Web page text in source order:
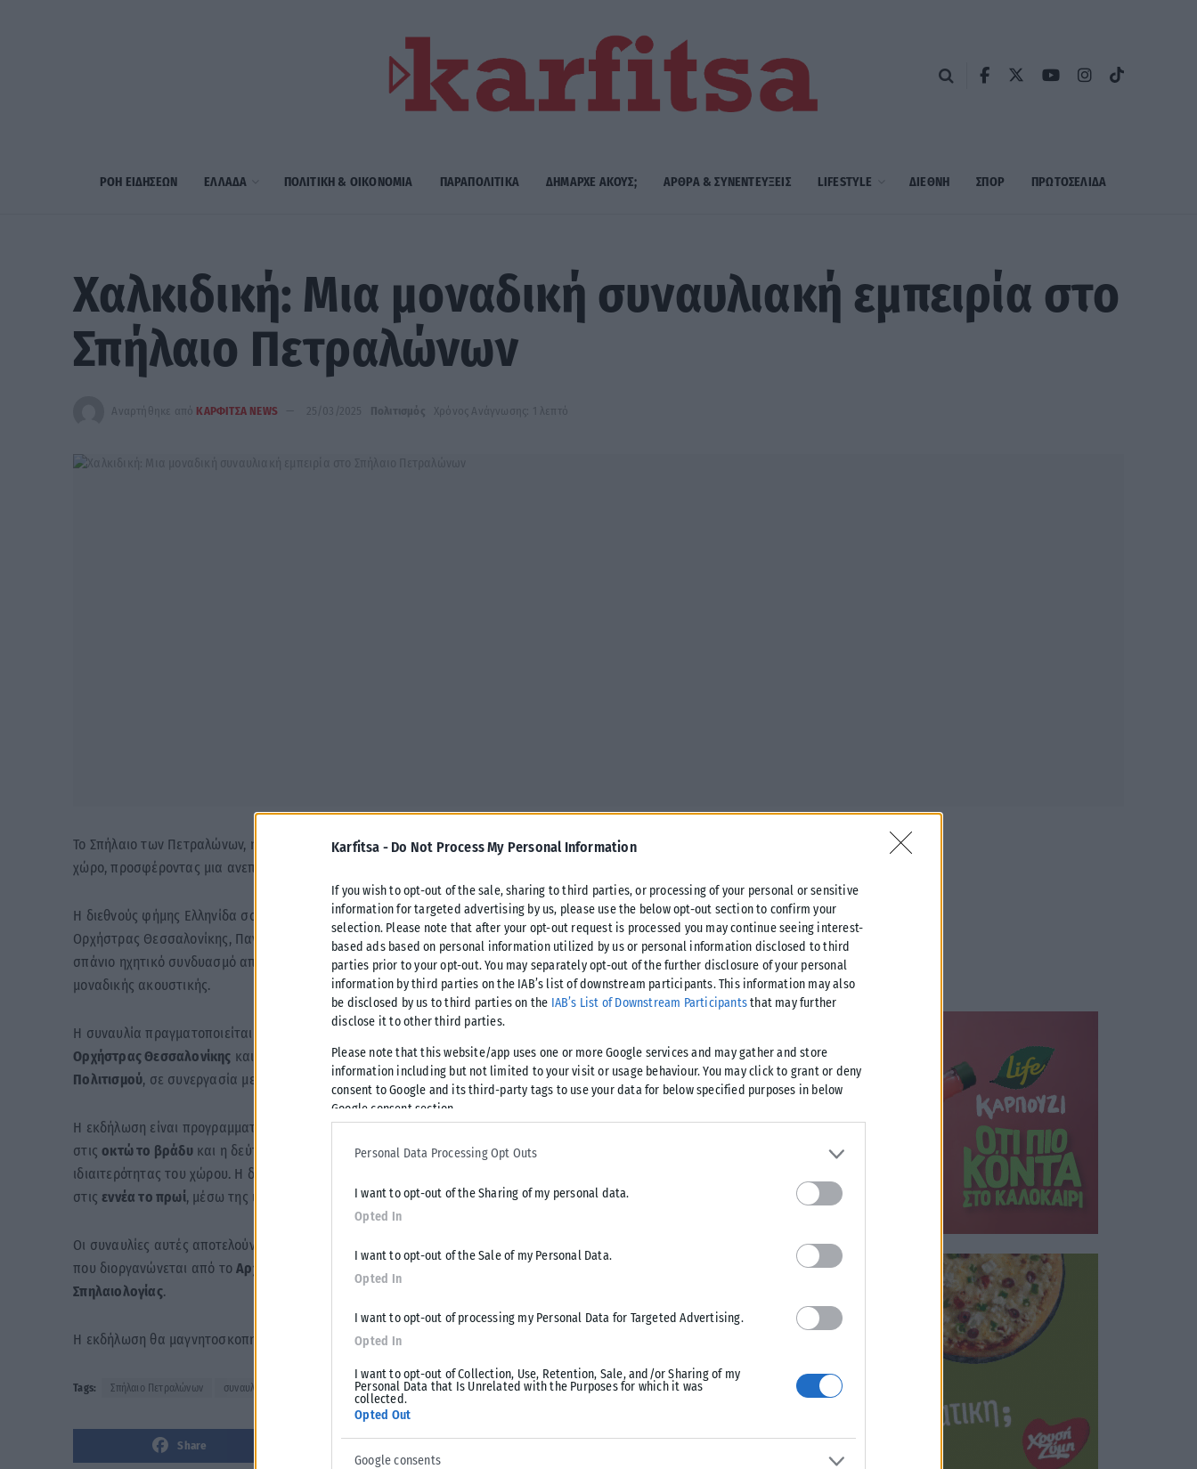
Karfitsa - Do Not Process My Personal Information
If you wish to opt-out of the sale, sharing to third parties, or processing of your personal or sensitive
information for targeted advertising by us, please use the below opt-out section to confirm your
selection. Please note that after your opt-out request is processed you may continue seeing interest-
based ads based on personal information utilized by us or personal information disclosed to third
parties prior to your opt-out. You may separately opt-out of the further disclosure of your personal
information by third parties on the IAB’s list of downstream participants. This information may also
be disclosed by us to third parties on the IAB’s List of Downstream Participantsthat may further
disclose it to other third parties.
Please note that this website/app uses one or more Google services and may gather and store
information including but not limited to your visit or usage behaviour. You may click to grant or deny
consent to Google and its third-party tags to use your data for below specified purposes in below
Google consent section.
Personal Data Processing Opt Outs
I want to opt-out of the Sharing of my personal data.
Opted In
I want to opt-out of the Sale of my Personal Data.
Opted In
I want to opt-out of processing my Personal Data for Targeted Advertising.
Opted In
I want to opt-out of Collection, Use, Retention, Sale, and/or Sharing of my
Personal Data that Is Unrelated with the Purposes for which it was
collected.
Opted Out
Google consents
ΡΟΗ ΕΙΔΗΣΕΩΝ ΕΛΛΑΔΑ ΠΟΛΙΤΙΚΗ & ΟΙΚΟΝΟΜΙΑ ΠΑΡΑΠΟΛΙΤΙΚΑ ΔΗΜΑΡΧE ΑΚΟΥΣ; ΑΡΘΡΑ & ΣΥΝΕΝΤΕΥΞΕΙΣ LIFESTYLE ΔΙΕΘΝΗ ΣΠΟΡ ΠΡΩΤΟΣΈΛΙΔΑ
Χαλκιδική: Μια μοναδική συναυλιακή εμπειρία στο
Σπήλαιο Πετραλώνων
Αναρτήθηκε από ΚΑΡΦΙΤΣΑ NEWS 25/03/2025 Πολιτισμός Χρόνος Ανάγνωσης: 1 λεπτό
Το Σπήλαιο των Πετραλώνων, ηλικίας δύο εκατομμυρίων ετών, μετατρέπεται για πρώτη φορά σε έναν συναυλιακό
χώρο, προσφέροντας μια ανεπανάληπτη ακουστική εμπειρία σε περιορισμένο αριθμό θεατών.
Η διεθνούς φήμης Ελληνίδα σοπράνο Αφροδίτη Πατουλίδου και η διακεκριμένη μουσικός κρουστών της Κρατικής
Ορχήστρας Θεσσαλονίκης, Πανάγιω Καραμούζη, θα ερμηνεύσουν διασκευές κλασικών έργων, δημιουργώντας έναν
σπάνιο ηχητικό συνδυασμό από βιμπράφωνο, φωνή, νικελάρπα και άλλα όργανα, μέσα σε ένα φυσικό περιβάλλον
μοναδικής ακουστικής.
Η συναυλία πραγματοποιείται στο πλαίσιο του Φεστιβάλ Μουσικής Δωματίου
Ορχήστρας Θεσσαλονίκης και του Αρχαιολογικού Μουσείου Θεσσαλονίκης, με την υποστήριξη τουΥπουργείου
Πολιτισμού, σε συνεργασία με την Εφορεία Παλαιοανθρωπολογίας-Σπηλαιολογίας.
Η εκδήλωση είναι προγραμματισμένη για τηΔευτέρα 28 Απριλίουκαι θα περιλαμβάνει δύο παραστάσεις, η πρώτη
στιςοκτώ το βράδυκαι η δεύτερη στις εννέα και τέταρτο, με το κοινό να παρακολουθεί όρθιο λόγω της
ιδιαιτερότητας του χώρου. Η διάθεση των περιορισμένων εισιτηρίων θα ξεκινήσει την
στιςεννέα το πρωί, μέσω της ιστοσελίδας της ΚΟΘ στη διεύθυνσηwww.tsso.gr.
Οι συναυλίες αυτές αποτελούν προπομπό της περιοδικής έκθεσης
που διοργανώνεται από τοΑρχαιολογικό Μουσείο Θεσσαλονίκης
Εφορεία Παλαιοανθρωπολογίας-
Σπηλαιολογίας.
Η εκδήλωση θα μαγνητοσκοπηθεί και θα μεταδοθεί διαδικτυακά μέσω των καναλιών των δύο οργανισμών.
Tags: Σπήλαιο Πετραλώνων συναυλία
Share